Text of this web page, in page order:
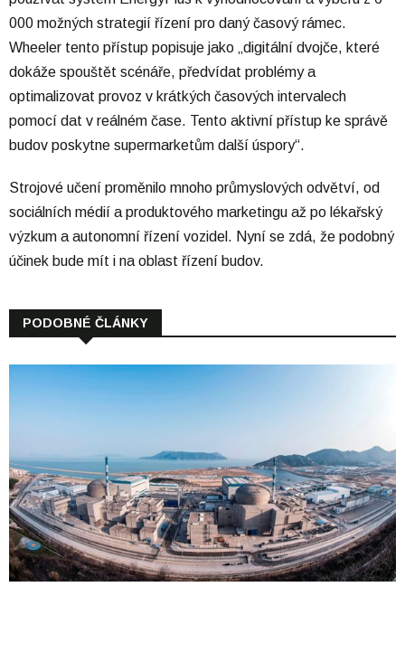
000 možných strategií řízení pro daný časový rámec.
Wheeler tento přístup popisuje jako „digitální dvojče, které
dokáže spouštět scénáře, předvídat problémy a
optimalizovat provoz v krátkých časových intervalech
pomocí dat v reálném čase. Tento aktivní přístup ke správě
budov poskytne supermarketům další úspory“.
Strojové učení proměnilo mnoho průmyslových odvětví, od
sociálních médií a produktového marketingu až po lékařský
výzkum a autonomní řízení vozidel. Nyní se zdá, že podobný
účinek bude mít i na oblast řízení budov.
PODOBNÉ ČLÁNKY